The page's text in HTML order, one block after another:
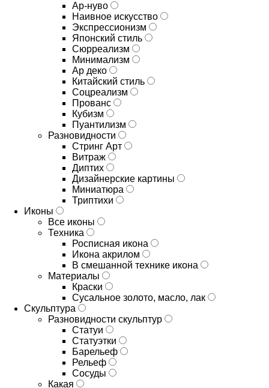
Ар-нуво
Наивное искусство
Экспрессионизм
Японский стиль
Сюрреализм
Минимализм
Ар деко
Китайский стиль
Соцреализм
Прованс
Кубизм
Пуантилизм
Разновидности
Стринг Арт
Витраж
Диптих
Дизайнерские картины
Миниатюра
Триптихи
Иконы
Все иконы
Техника
Росписная икона
Икона акрилом
В смешанной технике икона
Материалы
Краски
Сусальное золото, масло, лак
Скульптура
Разновидности скульптур
Статуи
Статуэтки
Барельеф
Рельеф
Сосуды
Какая